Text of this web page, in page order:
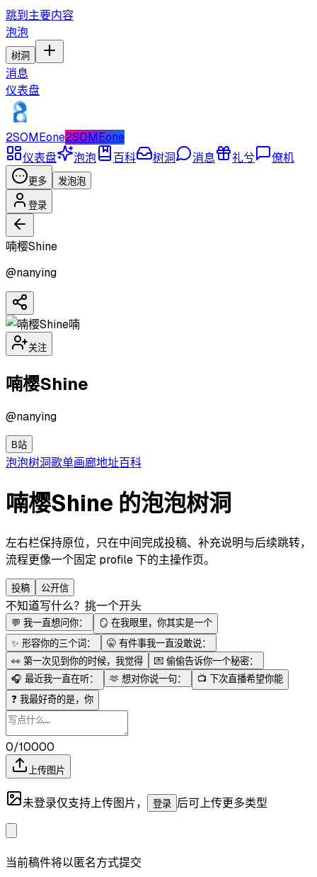
跳到主要内容
泡泡
树洞
消息
仪表盘
2SOMEone2SOMEone
仪表盘
泡泡 百科 树洞 消息 礼兮 僚机
更多 发泡泡
登录
喃樱Shine
@nanying
喃
关注
喃樱Shine
@nanying
B站
泡泡树洞歌单画廊地址百科
喃樱Shine 的泡泡树洞
左右栏保持原位，只在中间完成投稿、补充说明与后续跳转，
流程更像一个固定 profile 下的主操作页。
投稿 公开信
不知道写什么？挑一个开头
💬 我一直想问你： 🪞 在我眼里，你其实是一个
✨ 形容你的三个词： 🤫 有件事我一直没敢说：
👀 第一次见到你的时候，我觉得 💌 偷偷告诉你一个秘密：
🎧 最近我一直在听： 🫶 想对你说一句： 📺 下次直播希望你能
❓ 我最好奇的是，你
0/10000
上传图片
未登录仅支持上传图片， 登录 后可上传更多类型
当前稿件将以匿名方式提交